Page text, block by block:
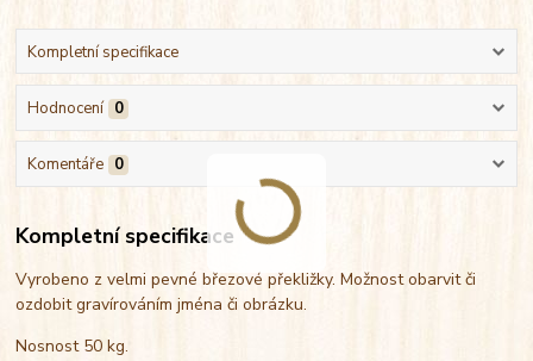
Kompletní specifikace
Hodnocení 0
Komentáře 0
Kompletní specifikace
Vyrobeno z velmi pevné březové překližky. Možnost obarvit či
ozdobit gravírováním jména či obrázku.
Nosnost 50 kg.